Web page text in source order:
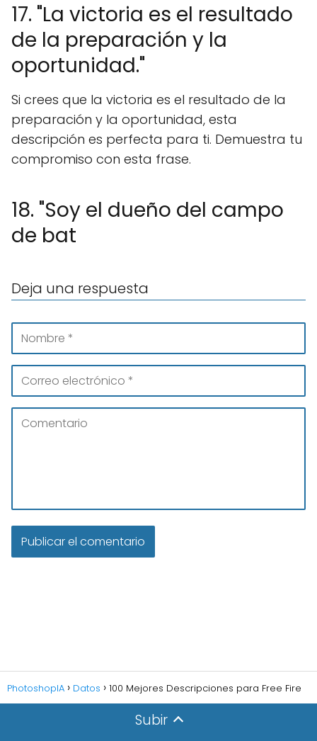
17. "La victoria es el resultado
de la preparación y la
oportunidad."
Si crees que la victoria es el resultado de la
preparación y la oportunidad, esta
descripción es perfecta para ti. Demuestra tu
compromiso con esta frase.
18. "Soy el dueño del campo
de bat
Deja una respuesta
PhotoshopIA Datos 100 Mejores Descripciones para Free Fire
Subir